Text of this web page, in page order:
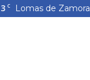
C Lomas de Zamora